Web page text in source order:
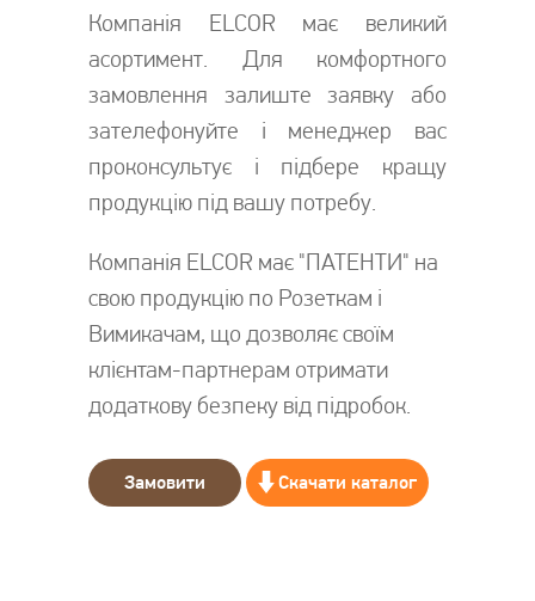
Компанія ELCOR має великий
асортимент. Для комфортного
замовлення залиште заявку або
зателефонуйте і менеджер вас
проконсультує і підбере кращу
продукцію під вашу потребу.
Компанія ELCOR має "ПАТЕНТИ" на
свою продукцію по Розеткам і
Вимикачам, що дозволяє своїм
клієнтам-партнерам отримати
додаткову безпеку від підробок.
Замовити Скачати каталог